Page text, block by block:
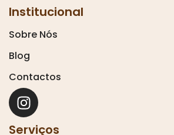
Institucional
Sobre Nós
Blog
Contactos
Serviços